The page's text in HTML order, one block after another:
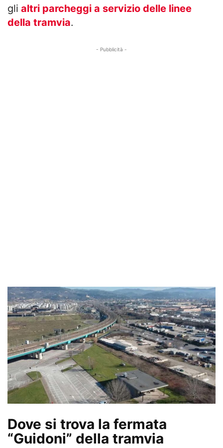
gli altri parcheggi a servizio delle linee
della tramvia.
- Pubblicità -
Dove si trova la fermata
“Guidoni” della tramvia